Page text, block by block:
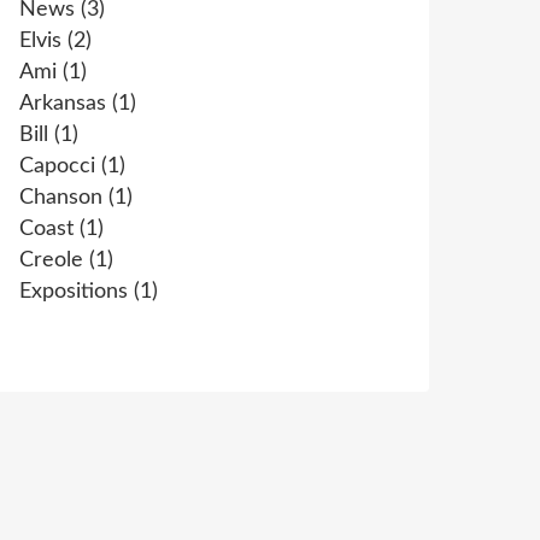
News (3)
Elvis (2)
Ami (1)
Arkansas (1)
Bill
(1)
Capocci (1)
Chanson (1)
Coast (1)
Creole (1)
Expositions (1)